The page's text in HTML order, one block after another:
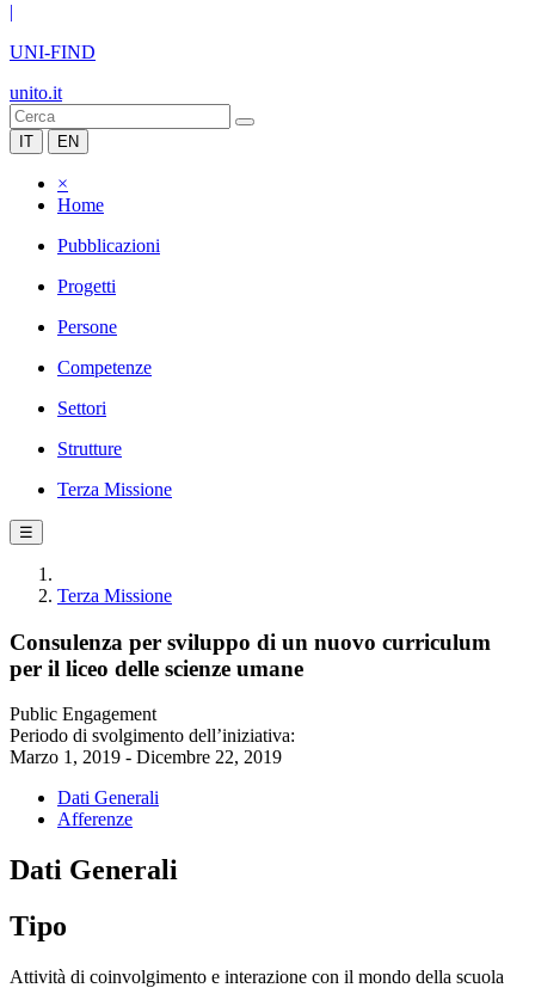
|
UNI-FIND
unito.it
IT EN
×
Home
Pubblicazioni
Progetti
Persone
Competenze
Settori
Strutture
Terza Missione
☰
Terza Missione
Consulenza per sviluppo di un nuovo curriculum
per il liceo delle scienze umane
Public Engagement
Periodo di svolgimento dell’iniziativa:
Marzo 1, 2019 - Dicembre 22, 2019
Dati Generali
Afferenze
Dati Generali
Tipo
Attività di coinvolgimento e interazione con il mondo della scuola